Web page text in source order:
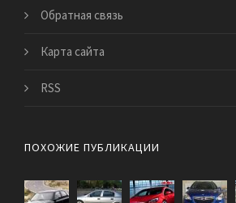
Обратная связь
Карта сайта
RSS
ПОХОЖИЕ ПУБЛИКАЦИИ